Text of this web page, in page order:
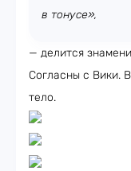
в тонусе»,
— делится
Согласны с Вики.
тело.